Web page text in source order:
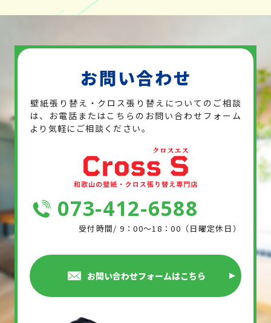
お問い合わせ
壁紙張り替え・クロス張り替えについてのご相談
は、お電話または こちらのお問い合わせフォーム
より気軽にご相談ください。
073-412-6588
受付時間/ 9：00～18：00（日曜定休日）
お問い合わせフォームはこちら